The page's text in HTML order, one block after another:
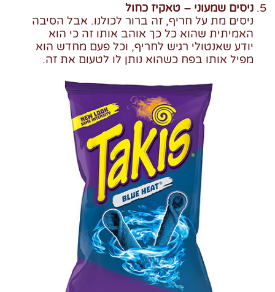
ניסים שמעוני – טאקיז כחול
ניסים מת על חריף, זה ברור לכולנו. אבל הסיבה
האמיתית שהוא כל כך אוהב אותו זה כי הוא
יודע שאנטולי רגיש לחריף, וכל פעם מחדש הוא
מפיל אותו בפח כשהוא נותן לו לטעום את זה.